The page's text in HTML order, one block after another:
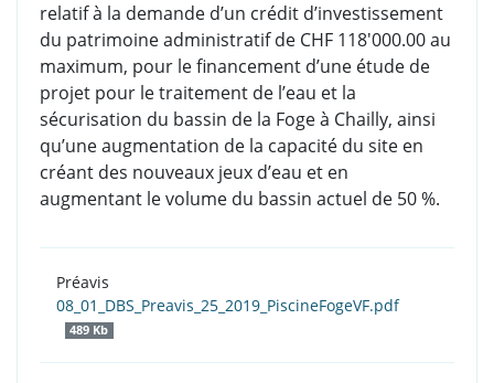
relatif à la demande d’un crédit d’investissement
du patrimoine administratif de CHF 118'000.00 au
maximum, pour le financement d’une étude de
projet pour le traitement de l’eau et la
sécurisation du bassin de la Foge à Chailly, ainsi
qu’une augmentation de la capacité du site en
créant des nouveaux jeux d’eau et en
augmentant le volume du bassin actuel de 50 %.
Préavis
08_01_DBS_Preavis_25_2019_PiscineFogeVF.pdf
489 Kb